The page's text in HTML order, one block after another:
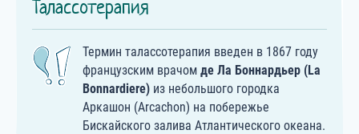
Талассотерапия
Термин талассотерапия введен в 1867 году
французским врачом де Ла Боннардьер (La
Bonnardiere) из небольшого городка
Аркашон (Arcachon) на побережье
Бискайского залива Атлантического океана.